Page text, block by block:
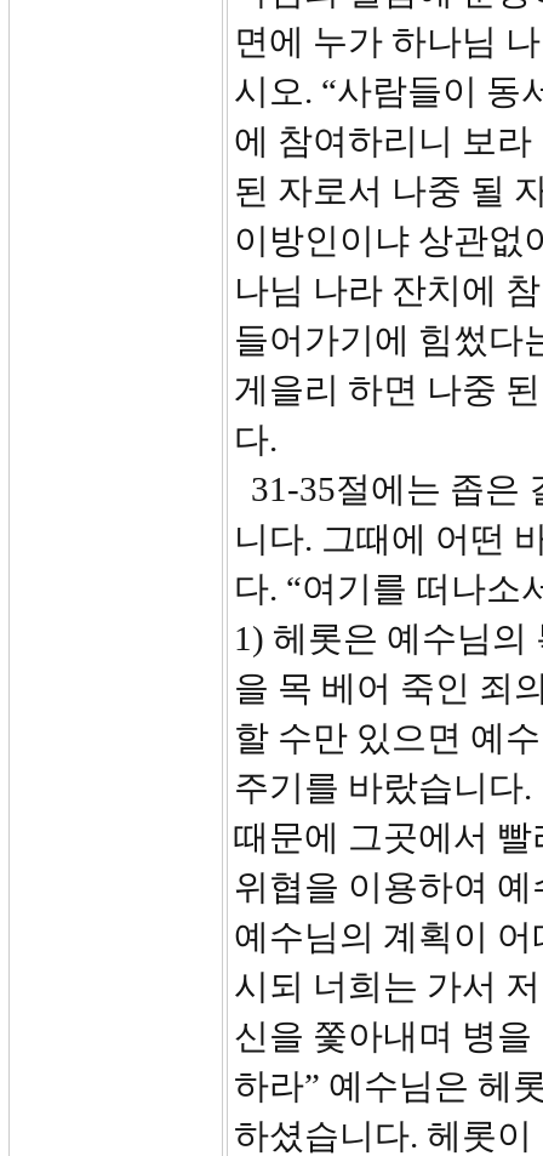
면에 누가 하나님
시오. “사람들이 동
에 참여하리니 보
된 자로서 나중 될
이방인이냐 상관없
나님 나라 잔치에
들어가기에 힘썼다
게을리 하면 나중
다.
31-35절에는 좁은
니다. 그때에 어떤
다. “여기를 떠나소
1) 헤롯은 예수님
을 목 베어 죽인 죄
할 수만 있으면 예
주기를 바랐습니다
때문에 그곳에서
위협을 이용하여
예수님의 계획이
시되 너희는 가서
신을 쫓아내며 병
하라” 예수님은 헤
하셨습니다. 헤롯